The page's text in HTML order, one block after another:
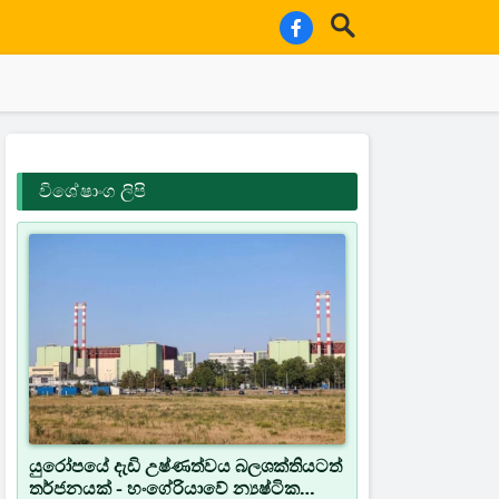
විශේෂාංග ලිපි
යුරෝපයේ දැඩි උෂ්ණත්වය බලශක්තියටත්
තර්ජනයක් - හංගේරියාවේ න්‍යෂ්ටික